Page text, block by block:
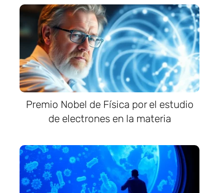
Premio Nobel de Física por el estudio
de electrones en la materia